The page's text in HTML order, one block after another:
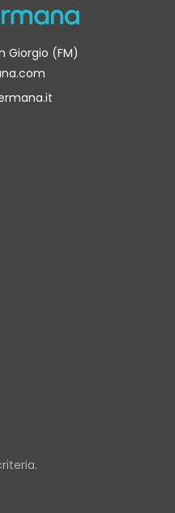
Giorgio (FM)